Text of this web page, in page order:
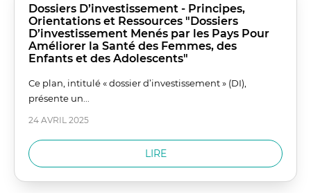
Dossiers D’investissement - Principes,
Orientations et Ressources "Dossiers
D’investissement Menés par les Pays Pour
Améliorer la Santé des Femmes, des
Enfants et des Adolescents"
Ce plan, intitulé « dossier d’investissement » (DI),
présente un...
24 AVRIL 2025
LIRE